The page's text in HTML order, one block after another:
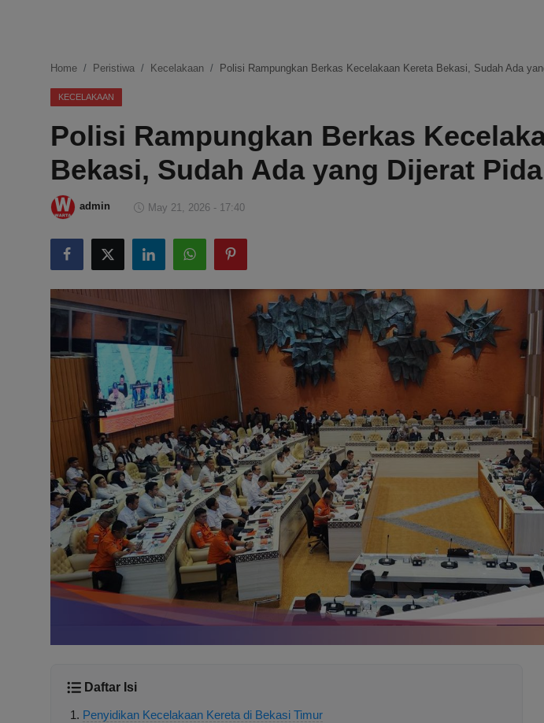
Ekonomi
Internasional
Teknologi
Hiburan
Kesehatan
Home Peristiwa Kecelakaan Polisi Rampungkan Berkas Kecelakaan Kereta Bekasi, Sudah Ada
KECELAKAAN
Polisi Rampungkan Berkas
Bekasi, Sudah Ada yang Dijerat
admin May 21, 2026 - 17:40
Daftar Isi
Penyidikan Kecelakaan Kereta di Bekasi Timur